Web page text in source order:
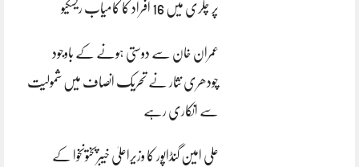
پر چکری میں 16 افراد کا کامیاب ریسکیو
عمران خان سے دوستی ہونے کے باوجود
چودھری نثار نے تحریک انصاف میں شمولیت
سے انکاری رہے
علی امین گنڈاپور کا وزیراعلیٰ خیبرپختونخوا کے